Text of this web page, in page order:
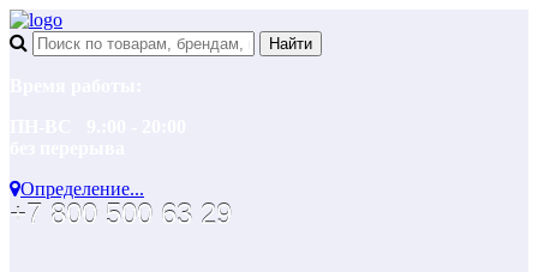
Определение...
+7 800 500 63 29